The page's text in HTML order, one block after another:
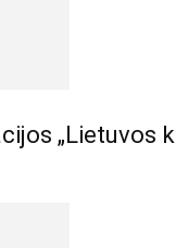
„Lietuvos